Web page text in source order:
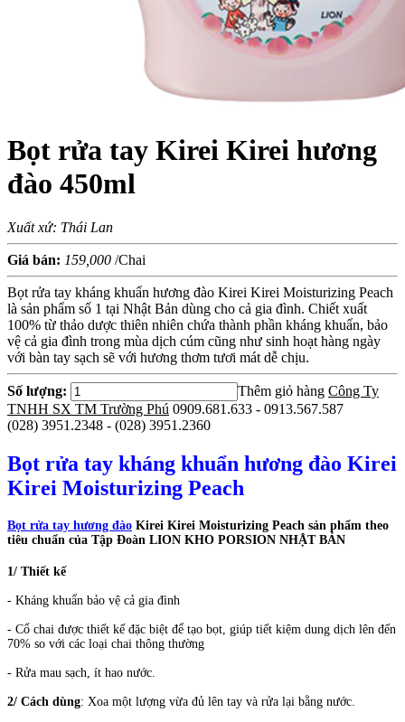
Bọt rửa tay Kirei Kirei hương
đào 450ml
Xuất xứ: Thái Lan
Giá bán: 159,000 /Chai
Bọt rửa tay kháng khuẩn hương đào Kirei Kirei Moisturizing Peach
là sản phẩm số 1 tại Nhật Bản dùng cho cả gia đình. Chiết xuất
100% từ thảo dược thiên nhiên chứa thành phần kháng khuẩn, bảo
vệ cả gia đình trong mùa dịch cúm cũng như sinh hoạt hàng ngày
với bàn tay sạch sẽ với hương thơm tươi mát dễ chịu.
Số lượng: Thêm giỏ hàng Công Ty
TNHH SX TM Trường Phú 0909.681.633 - 0913.567.587
(028) 3951.2348 - (028) 3951.2360
Bọt rửa tay kháng khuẩn hương đào Kirei
Kirei Moisturizing Peach
Bọt rửa tay hương đào Kirei Kirei Moisturizing Peach sản phẩm theo
tiêu chuẩn của Tập Đoàn LION KHO PORSION NHẬT BẢN
1/ Thiết kế
- Kháng khuẩn bảo vệ cả gia đình
- Cổ chai được thiết kế đặc biệt để tạo bọt, giúp tiết kiệm dung dịch lên đến
70% so với các loại chai thông thường
- Rửa mau sạch, ít hao nước.
2/ Cách dùng: Xoa một lượng vừa đủ lên tay và rửa lại bằng nước.